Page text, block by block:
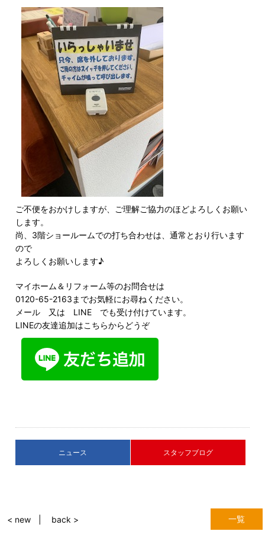
ご不便をおかけしますが、ご理解ご協力のほどよろしくお願い
します。
尚、3階ショールームでの打ち合わせは、通常とおり行います
ので
よろしくお願いします♪
マイホーム＆リフォーム等のお問合せは
0120-65-2163までお気軽にお尋ねください。
メール 又は LINE でも受け付けています。
LINEの友達追加はこちらからどうぞ
ニュース スタッフブログ
一覧
< new back >